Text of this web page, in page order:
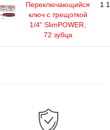
Переключающийся
ключ с трещоткой
1/4" SlimPOWER,
72 зубца
1